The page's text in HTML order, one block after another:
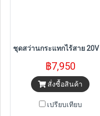
ชุดสว่านกระแทกไร้สาย 20V
฿7,950
สั่งซื้อสินค้า
เปรียบเทียบ